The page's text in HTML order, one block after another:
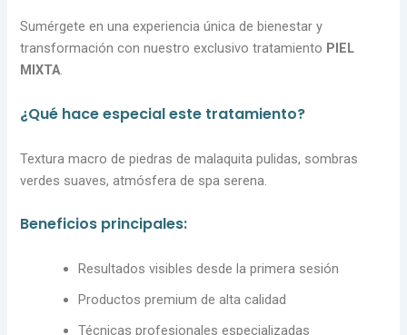
Sumérgete en una experiencia única de bienestar y
transformación con nuestro exclusivo tratamiento PIEL
MIXTA.
¿Qué hace especial este tratamiento?
Textura macro de piedras de malaquita pulidas, sombras
verdes suaves, atmósfera de spa serena.
Beneficios principales:
Resultados visibles desde la primera sesión
Productos premium de alta calidad
Técnicas profesionales especializadas